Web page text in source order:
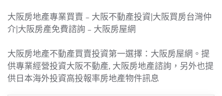
大阪房地產專業買賣 ﹣ 大阪不動產投資 大阪買房台灣仲
介 大阪房產免費諮詢 ﹣ 大阪房屋網
大阪房地產不動產買賣投資第一選擇：大阪房屋網。提
供專業經營投資大阪不動產, 大阪房地產諮詢，另外也提
供日本海外投資高投報率房地產物件訊息